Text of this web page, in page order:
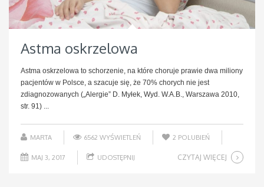
Astma oskrzelowa
Astma oskrzelowa to schorzenie, na które choruje prawie dwa miliony
pacjentów w Polsce, a szacuje się, że 70% chorych nie jest
zdiagnozowanych („Alergie” D. Myłek, Wyd. W.A.B., Warszawa 2010,
str. 91) ...
MARTA 6562 WYŚWIETLEŃ 2 POLUBIEŃ
MAJ 3, 2017 UDOSTĘPNIJ CZYTAJ WIĘCEJ